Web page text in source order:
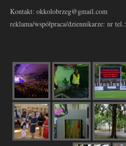
Kontakt: okkolobrzeg@gmail.com
reklama/współpraca/dziennikarze: nr tel.: